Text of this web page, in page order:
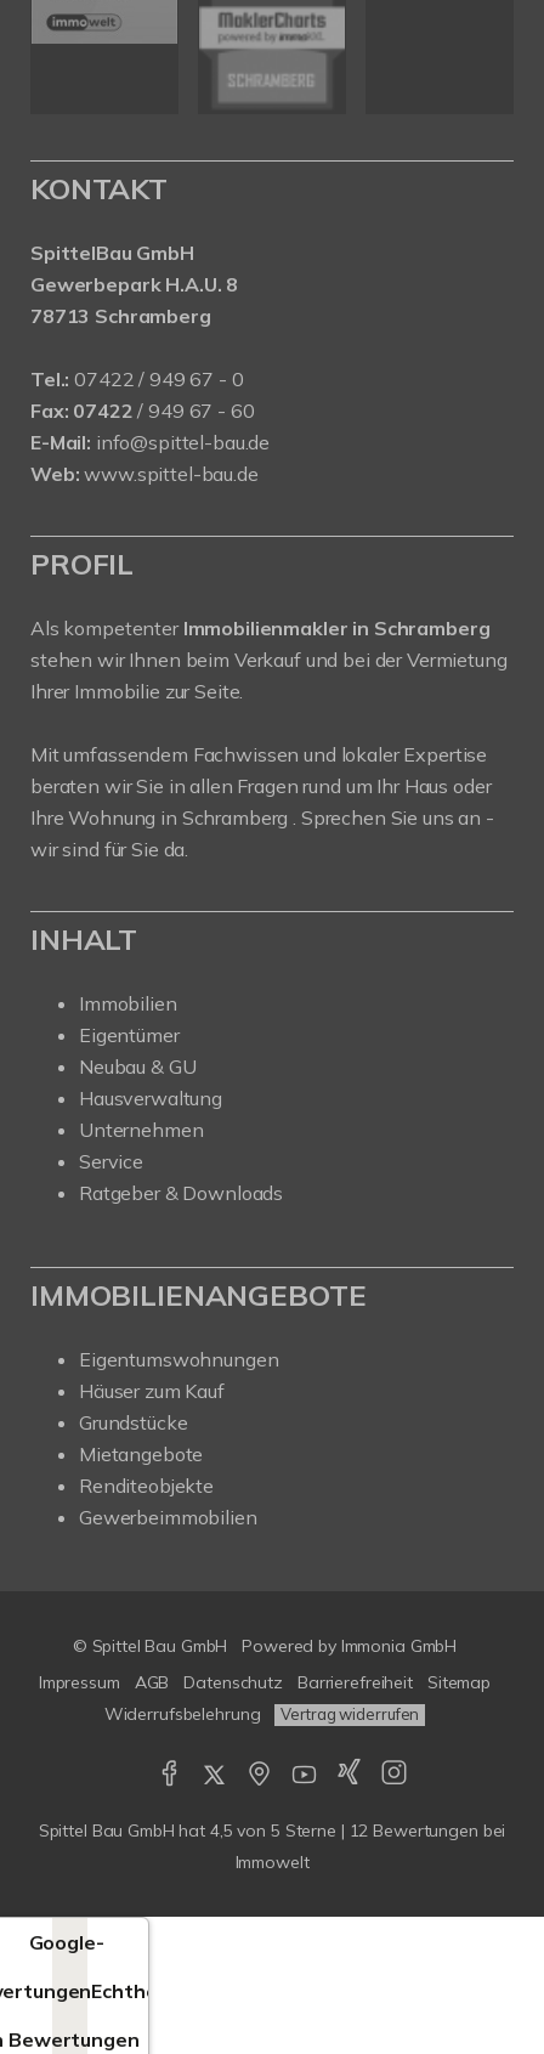
KONTAKT
SpittelBau GmbH
Gewerbepark H.A.U. 8
78713 Schramberg
Tel.: 07422 / 949 67 - 0
Fax: 07422 / 949 67 - 60
E-Mail: info@spittel-bau.de
Web: www.spittel-bau.de
PROFIL
Als kompetenter Immobilienmakler in Schramberg
stehen wir Ihnen beim Verkauf und bei der Vermietung
Ihrer Immobilie zur Seite.
Mit umfassendem Fachwissen und lokaler Expertise
beraten wir Sie in allen Fragen rund um Ihr Haus oder
Ihre Wohnung in Schramberg . Sprechen Sie uns an -
wir sind für Sie da.
INHALT
Immobilien
Eigentümer
Neubau & GU
Hausverwaltung
Unternehmen
Service
Ratgeber & Downloads
IMMOBILIENANGEBOTE
Eigentumswohnungen
Häuser zum Kauf
Grundstücke
Mietangebote
Renditeobjekte
Gewerbeimmobilien
© Spittel Bau GmbH Powered by Immonia GmbH
Impressum
AGB Datenschutz Barrierefreiheit
Sitemap
Widerrufsbelehrung
Vertrag widerrufen
Spittel Bau GmbH hat 4,5 von 5 Sterne | 12 Bewertungen bei
Immowelt
Google-
Echtheit
Bewertungen